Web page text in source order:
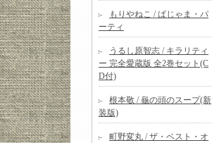
もりやねこ / ぱじゃま・パ
ーティ
うるし原智志 / キラリティ
ー 完全愛蔵版 全2巻セット(C
D付)
根本敬 / 龜の頭のスープ(新
装版)
町野変丸 / ザ・ベスト・オ